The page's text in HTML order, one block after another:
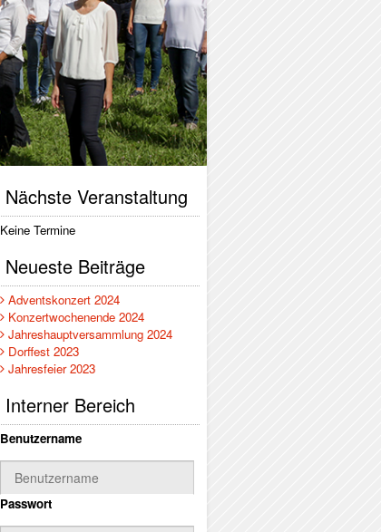
Nächste Veranstaltung
Keine Termine
Neueste Beiträge
Adventskonzert 2024
Konzertwochenende 2024
Jahreshauptversammlung 2024
Dorffest 2023
Jahresfeier 2023
Interner Bereich
Benutzername
Passwort